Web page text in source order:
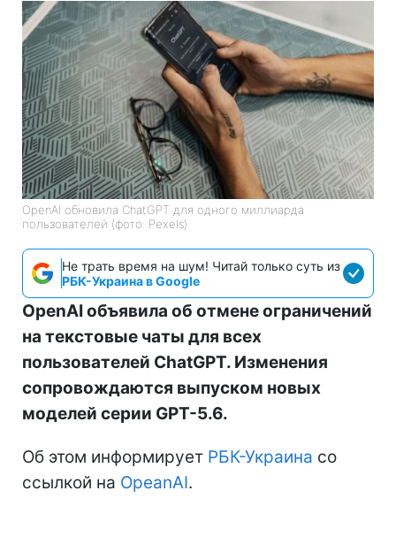
OpenAI обновила ChatGPT для одного миллиарда
пользователей (фото: Pexels)
Не трать время на шум! Читай только суть из
РБК-Украина в Google
OpenAI объявила об отмене ограничений
на текстовые чаты для всех
пользователей ChatGPT. Изменения
сопровождаются выпуском новых
моделей серии GPT-5.6.
Об этом информирует РБК-Украина со
ссылкой на OpeanAI.